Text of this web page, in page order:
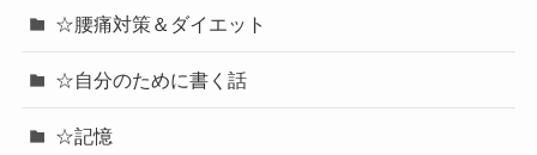
☆腰痛対策＆ダイエット
☆自分のために書く話
☆記憶